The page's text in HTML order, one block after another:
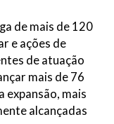
de mais de 120
e ações de
de atuação
mais de 76
expansão, mais
alcançadas